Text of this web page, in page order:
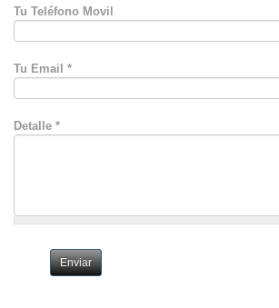
Tu Teléfono Movil
Tu Email *
Detalle *
Enviar